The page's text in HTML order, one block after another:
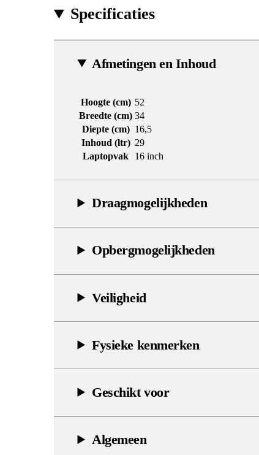
Specificaties
Afmetingen en Inhoud
Hoogte (cm) 52
Breedte (cm) 34
Diepte (cm) 16,5
Inhoud (ltr) 29
Laptopvak
16 inch
Draagmogelijkheden
Opbergmogelijkheden
Veiligheid
Fysieke kenmerken
Geschikt voor
Algemeen